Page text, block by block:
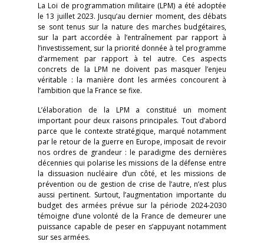
La Loi de programmation militaire (LPM) a été adoptée
le 13 juillet 2023. Jusqu’au dernier moment, des débats
se sont tenus sur la nature des marches budgétaires,
sur la part accordée à l’entraînement par rapport à
l’investissement, sur la priorité donnée à tel programme
d’armement par rapport à tel autre. Ces aspects
concrets de la LPM ne doivent pas masquer l’enjeu
véritable : la manière dont les armées concourent à
l’ambition que la France se fixe.
L’élaboration de la LPM a constitué un moment
important pour deux raisons principales. Tout d’abord
parce que le contexte stratégique, marqué notamment
par le retour de la guerre en Europe, imposait de revoir
nos ordres de grandeur : le paradigme des dernières
décennies qui polarise les missions de la défense entre
la dissuasion nucléaire d’un côté, et les missions de
prévention ou de gestion de crise de l’autre, n’est plus
aussi pertinent. Surtout, l’augmentation importante du
budget des armées prévue sur la période 2024-2030
témoigne d’une volonté de la France de demeurer une
puissance capable de peser en s’appuyant notamment
sur ses armées.